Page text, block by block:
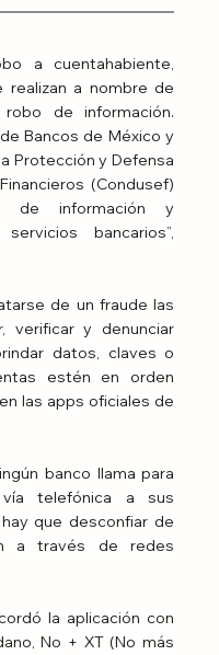
a cuentahabiente,
a nombre de
de información.
Bancos de México y
Protección y Defensa
(Condusef)
de información y
bancarios”,
de un fraude las
verificar y denunciar
datos, claves o
estén en orden
las apps oficiales de
banco llama para
vía telefónica a sus
que desconfiar de
a través de redes
la aplicación con
No + XT (No más